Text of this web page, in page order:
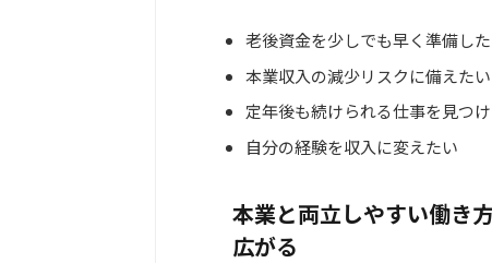
老後資金を少しでも早く準備し
本業収入の減少リスクに備えたい
定年後も続けられる仕事を見つ
自分の経験を収入に変えたい
本業と両立しやすい働き
広がる